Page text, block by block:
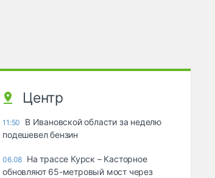
Центр
11:50
В Ивановской области за неделю
подешевел бензин
06.08 На трассе Курск – Касторное
обновляют 65-метровый мост через